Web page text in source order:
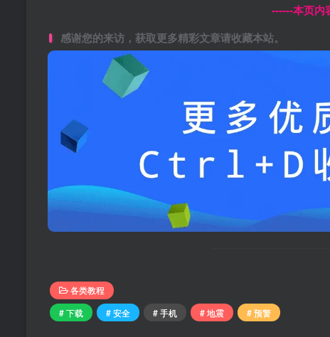
------本页内
感谢您的来访，获取更多精彩文章请收藏本站。
各类教程
# 下载
# 安全 # 手机 # 地震 # 预警